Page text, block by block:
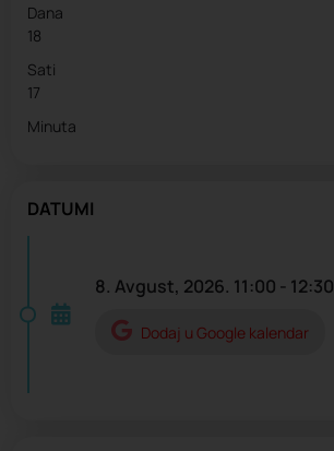
Dana
18
Sati
17
Minuta
DATUMI
8. Avgust, 2026. 11:00 - 12:30
Dodaj u Google kalendar